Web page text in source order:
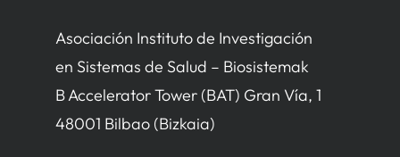
Asociación Instituto de Investigación
en Sistemas de Salud – Biosistemak
B Accelerator Tower (BAT) Gran Vía, 1
48001 Bilbao (Bizkaia)